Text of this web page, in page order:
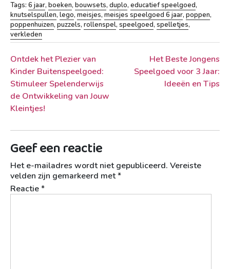
Tags: 6 jaar, boeken, bouwsets, duplo, educatief speelgoed,
knutselspullen, lego, meisjes, meisjes speelgoed 6 jaar, poppen,
poppenhuizen, puzzels, rollenspel, speelgoed, spelletjes,
verkleden
Berichtnavigatie
Ontdek het Plezier van
Kinder Buitenspeelgoed:
Stimuleer Spelenderwijs
de Ontwikkeling van Jouw
Kleintjes!
Het Beste Jongens
Speelgoed voor 3 Jaar:
Ideeën en Tips
Geef een reactie
Het e-mailadres wordt niet gepubliceerd. Vereiste
velden zijn gemarkeerd met*
Reactie*